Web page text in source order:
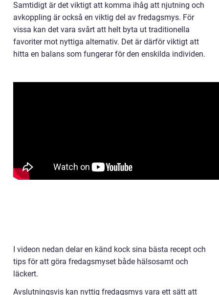
Samtidigt är det viktigt att komma ihåg att njutning och
avkoppling är också en viktig del av fredagsmys. För
vissa kan det vara svårt att helt byta ut traditionella
favoriter mot nyttiga alternativ. Det är därför viktigt att
hitta en balans som fungerar för den enskilda individen.
I videon nedan delar en känd kock sina bästa recept och
tips för att göra fredagsmyset både hälsosamt och
läckert.
Avslutningsvis kan nyttig fredagsmys vara ett sätt att